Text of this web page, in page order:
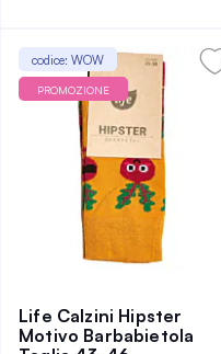
codice: WOW
PROMOZIONE
Life Calzini Hipster
Motivo Barbabietola